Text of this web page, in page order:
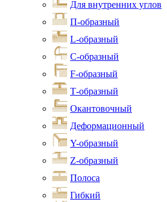
Для внутренних углов
П-образный
L-образный
С-образный
F-образный
Т-образный
Окантовочный
Деформационный
Y-образный
Z-образный
Полоса
Гибкий